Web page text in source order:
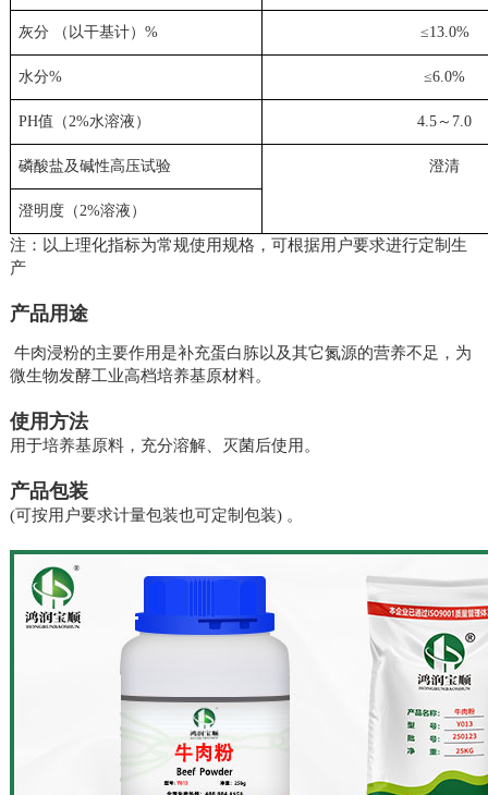
灰分 （以干基计） % ≤13.0%
水分% ≤6.0%
PH值（2%水溶液） 4.5 ～ 7.0
磷酸盐及碱性高压试验 澄清
澄明度（2%溶液）
注：以上理化指标为常规使用规格，可根据用户要求进行定制生
产
产品用途
牛肉浸粉的主要作用是补充蛋白胨以及其它氮源的营养不足，为
微生物发酵工业高档培养基原材料。
使用方法
用于培养基原料，充分溶解、灭菌后使用。
产品包装
(可按用户要求计量包装也可定制包装) 。